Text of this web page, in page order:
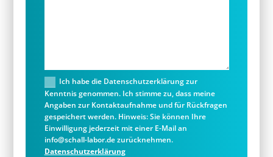
Ich habe die Datenschutzerklärung zur
Kenntnis genommen. Ich stimme zu, dass meine
Angaben zur Kontaktaufnahme und für Rückfragen
gespeichert werden. Hinweis: Sie können Ihre
Einwilligung jederzeit mit einer E-Mail an
info@schall-labor.de zurücknehmen.
Datenschutzerklärung